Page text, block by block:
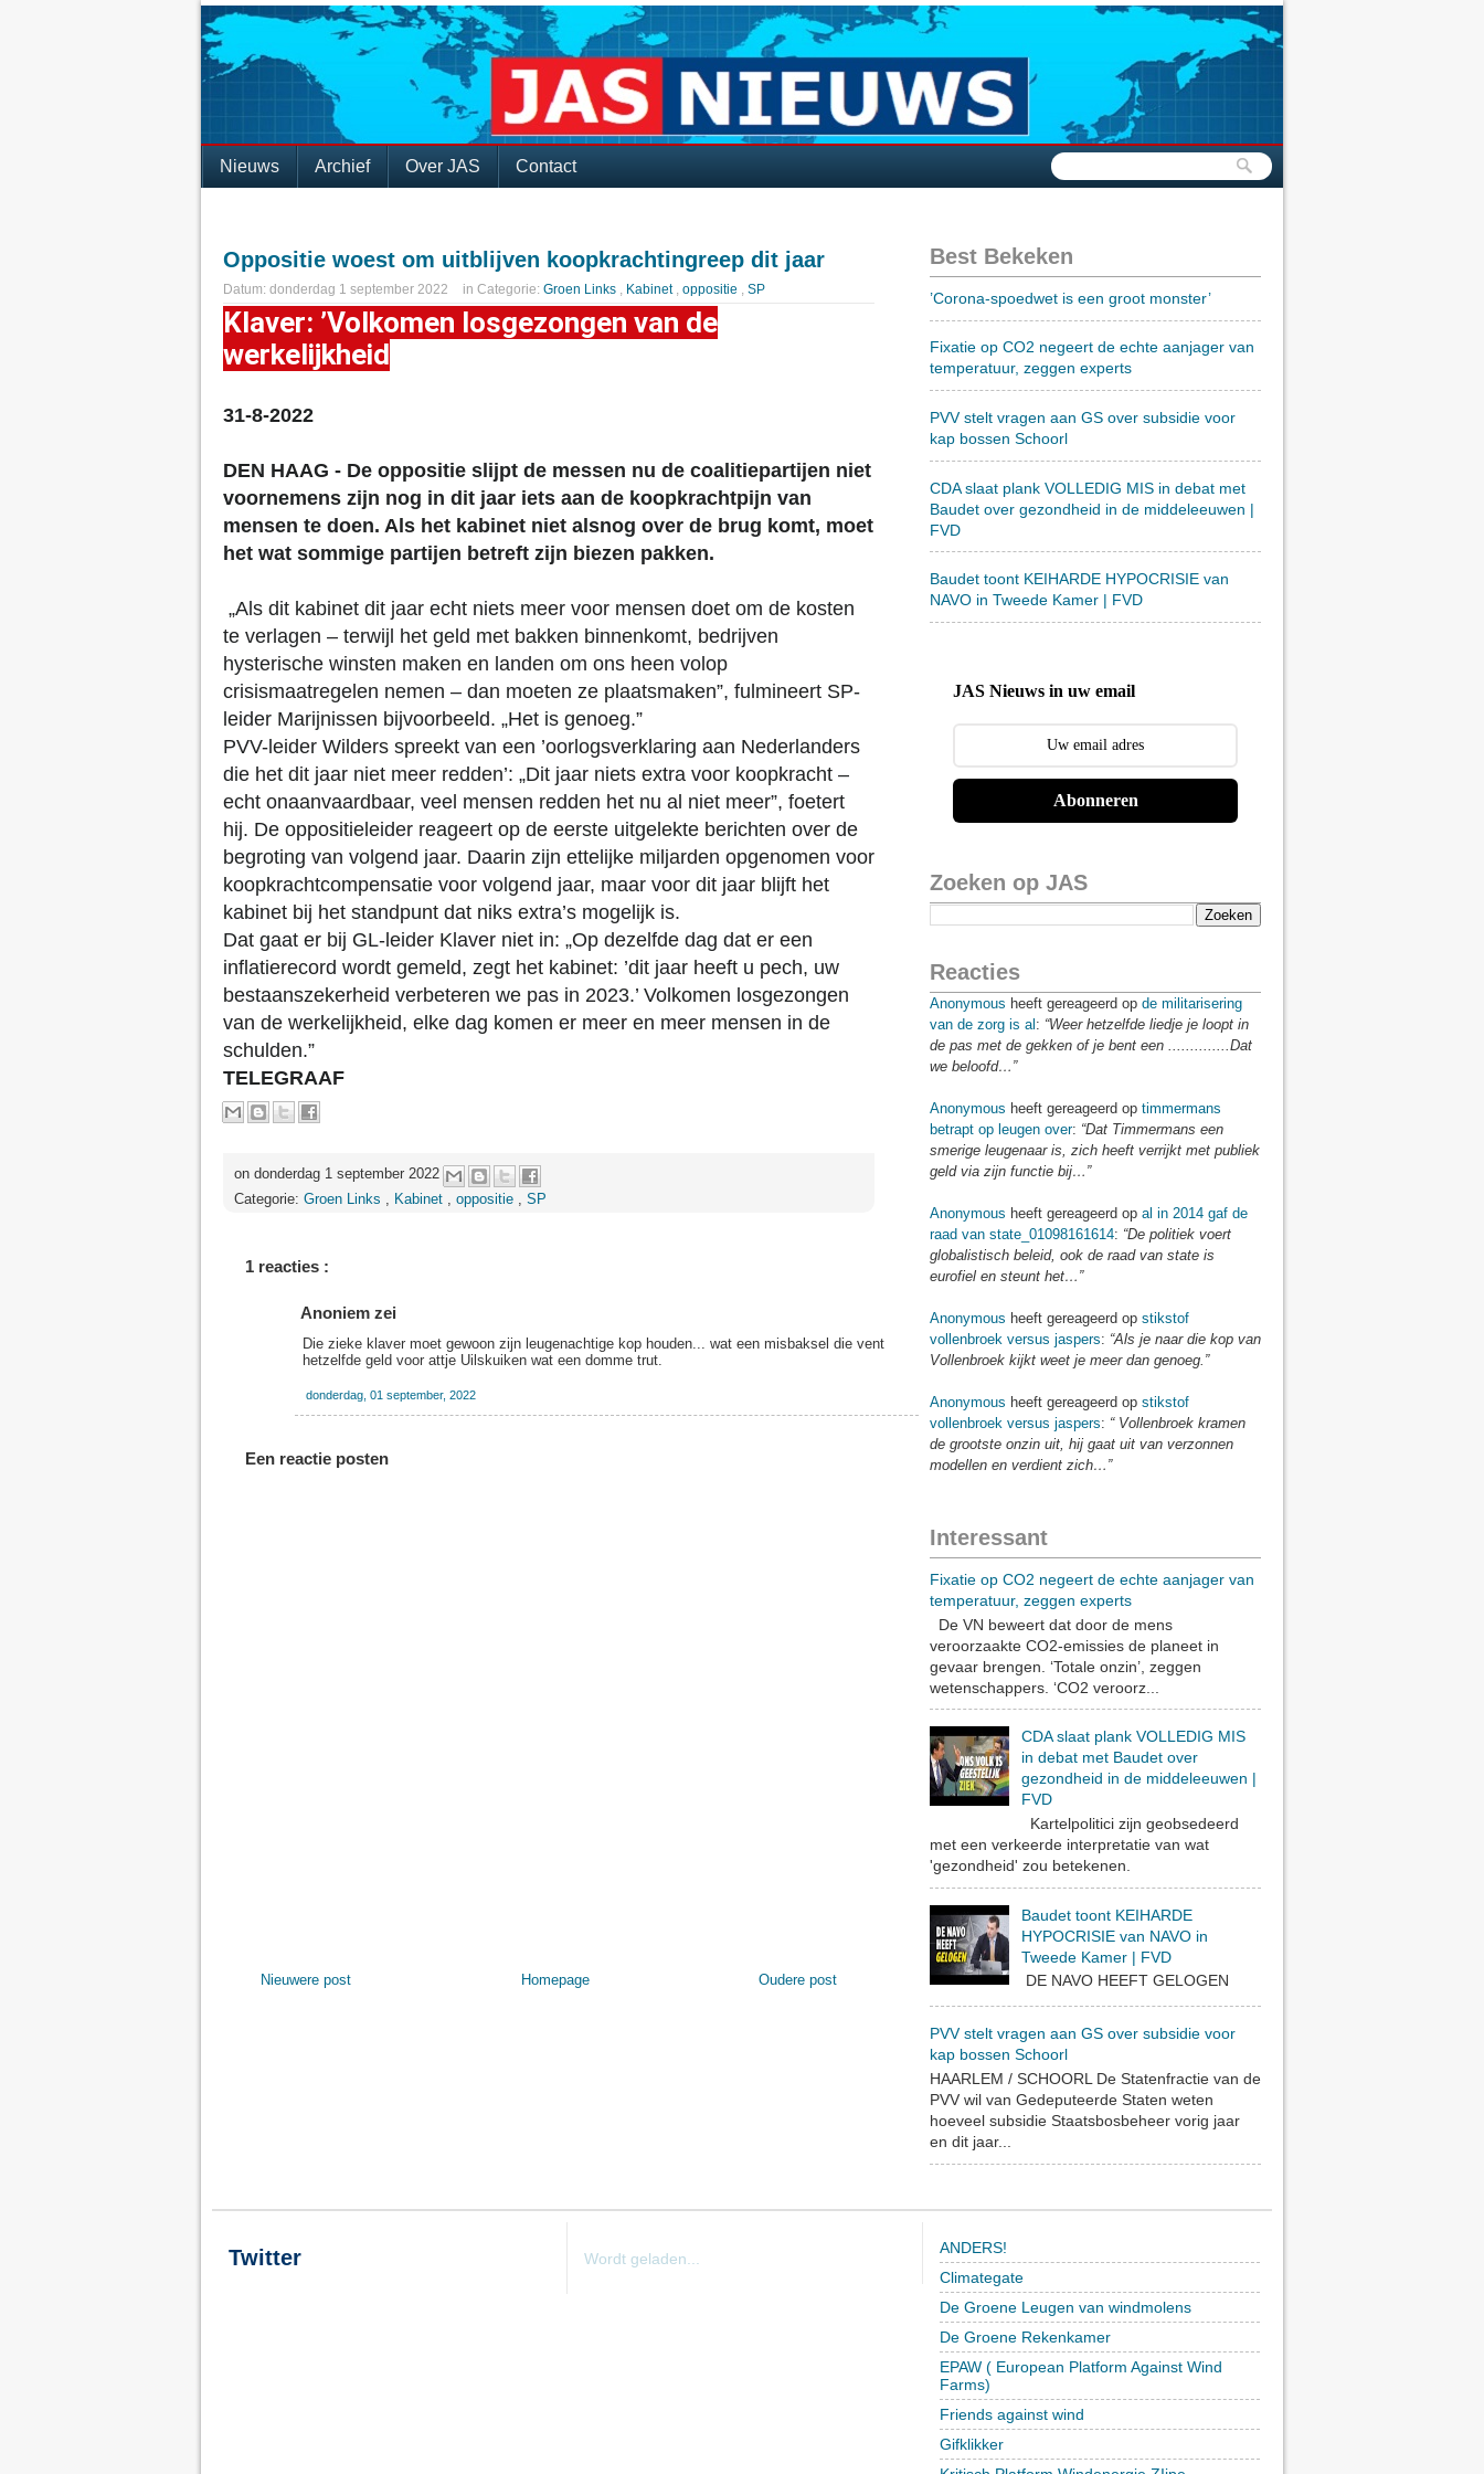
Nieuws Archief Over JAS Contact
Oppositie woest om uitblijven koopkrachtingreep dit jaar
Datum: donderdag 1 september 2022 in Categorie: Groen Links , Kabinet , oppositie , SP
Klaver: ’Volkomen losgezongen van de
werkelijkheid
31-8-2022
DEN HAAG - De oppositie slijpt de messen nu de coalitiepartijen niet
voornemens zijn nog in dit jaar iets aan de koopkrachtpijn van
mensen te doen. Als het kabinet niet alsnog over de brug komt, moet
het wat sommige partijen betreft zijn biezen pakken.
„Als dit kabinet dit jaar echt niets meer voor mensen doet om de kosten
te verlagen – terwijl het geld met bakken binnenkomt, bedrijven
hysterische winsten maken en landen om ons heen volop
crisismaatregelen nemen – dan moeten ze plaatsmaken”, fulmineert SP-
leider Marijnissen bijvoorbeeld. „Het is genoeg.”
PVV-leider Wilders spreekt van een ’oorlogsverklaring aan Nederlanders
die het dit jaar niet meer redden’: „Dit jaar niets extra voor koopkracht –
echt onaanvaardbaar, veel mensen redden het nu al niet meer”, foetert
hij. De oppositieleider reageert op de eerste uitgelekte berichten over de
begroting van volgend jaar. Daarin zijn ettelijke miljarden opgenomen voor
koopkrachtcompensatie voor volgend jaar, maar voor dit jaar blijft het
kabinet bij het standpunt dat niks extra’s mogelijk is.
Dat gaat er bij GL-leider Klaver niet in: „Op dezelfde dag dat er een
inflatierecord wordt gemeld, zegt het kabinet: ’dit jaar heeft u pech, uw
bestaanszekerheid verbeteren we pas in 2023.’ Volkomen losgezongen
van de werkelijkheid, elke dag komen er meer en meer mensen in de
schulden.”
TELEGRAAF
on donderdag 1 september 2022
Categorie: Groen Links , Kabinet , oppositie , SP
1 reacties :
Anoniem zei
Die zieke klaver moet gewoon zijn leugenachtige kop houden... wat een misbaksel die vent
hetzelfde geld voor attje Uilskuiken wat een domme trut.
donderdag, 01 september, 2022
Een reactie posten
Nieuwere post Oudere post
Homepage
Best Bekeken
’Corona-spoedwet is een groot monster’
Fixatie op CO2 negeert de echte aanjager van
temperatuur, zeggen experts
PVV stelt vragen aan GS over subsidie voor
kap bossen Schoorl
CDA slaat plank VOLLEDIG MIS in debat met
Baudet over gezondheid in de middeleeuwen |
FVD
Baudet toont KEIHARDE HYPOCRISIE van
NAVO in Tweede Kamer | FVD
JAS Nieuws in uw email
Abonneren
Zoeken op JAS
Reacties
Anonymous heeft gereageerd op de militarisering
van de zorg is al : “Weer hetzelfde liedje je loopt in
de pas met de gekken of je bent een ..............Dat
we beloofd…”
Anonymous heeft gereageerd op timmermans
betrapt op leugen over: “Dat Timmermans een
smerige leugenaar is, zich heeft verrijkt met publiek
geld via zijn functie bij…”
Anonymous heeft gereageerd op al in 2014 gaf de
raad van state_01098161614: “De politiek voert
globalistisch beleid, ook de raad van state is
eurofiel en steunt het…”
Anonymous heeft gereageerd op stikstof
vollenbroek versus jaspers: “Als je naar die kop van
Vollenbroek kijkt weet je meer dan genoeg.”
Anonymous heeft gereageerd op stikstof
vollenbroek versus jaspers: “ Vollenbroek kramen
de grootste onzin uit, hij gaat uit van verzonnen
modellen en verdient zich…”
Interessant
Fixatie op CO2 negeert de echte aanjager van
temperatuur, zeggen experts
De VN beweert dat door de mens
veroorzaakte CO2-emissies de planeet in
gevaar brengen. ‘Totale onzin’, zeggen
wetenschappers. ‘CO2 veroorz...
CDA slaat plank VOLLEDIG MIS
in debat met Baudet over
gezondheid in de middeleeuwen |
FVD
Kartelpolitici zijn geobsedeerd
met een verkeerde interpretatie van wat
'gezondheid' zou betekenen.
Baudet toont KEIHARDE
HYPOCRISIE van NAVO in
Tweede Kamer | FVD
DE NAVO HEEFT GELOGEN
PVV stelt vragen aan GS over subsidie voor
kap bossen Schoorl
HAARLEM / SCHOORL De Statenfractie van de
PVV wil van Gedeputeerde Staten weten
hoeveel subsidie Staatsbosbeheer vorig jaar
en dit jaar...
Twitter Wordt geladen...
ANDERS!
Climategate
De Groene Leugen van windmolens
De Groene Rekenkamer
EPAW ( European Platform Against Wind
Farms)
Friends against wind
Gifklikker